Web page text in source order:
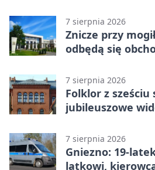
7 sierpnia 2026
Znicze przy
odbędą się
7 sierpnia 2026
Folklor z
jubileuszowe
7 sierpnia 2026
Gniezno: 19-
latkowi,